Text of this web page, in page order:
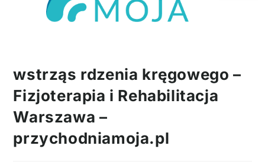
wstrząs rdzenia kręgowego –
Fizjoterapia i Rehabilitacja
Warszawa –
przychodniamoja.pl